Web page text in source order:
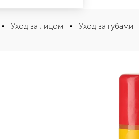
губ классический SPF 15 в стике
• Уход за лицом • Уход за губами